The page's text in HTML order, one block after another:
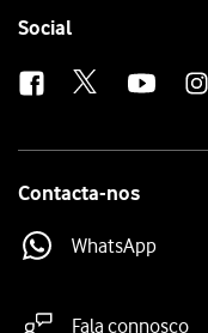
Follow
Social
Contacta-nos
WhatsApp
Fala connosco